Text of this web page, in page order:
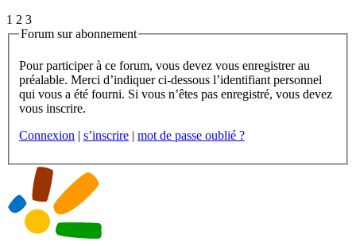
1 2 3
Forum sur abonnement
Pour participer à ce forum, vous devez vous enregistrer au
préalable. Merci d’indiquer ci-dessous l’identifiant personnel
qui vous a été fourni. Si vous n’êtes pas enregistré, vous devez
vous inscrire.
Connexion | s’inscrire | mot de passe oublié ?